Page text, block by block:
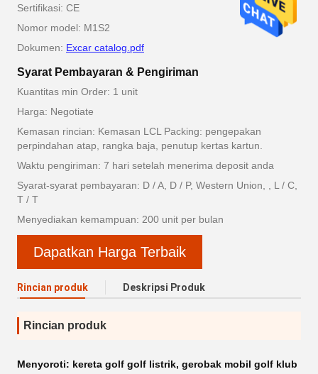
Sertifikasi: CE
Nomor model: M1S2
Dokumen: Excar catalog.pdf
Syarat Pembayaran & Pengiriman
Kuantitas min Order: 1 unit
Harga: Negotiate
Kemasan rincian: Kemasan LCL Packing: pengepakan
perpindahan atap, rangka baja, penutup kertas kartun.
Waktu pengiriman: 7 hari setelah menerima deposit anda
Syarat-syarat pembayaran: D / A, D / P, Western Union, , L / C,
T / T
Menyediakan kemampuan: 200 unit per bulan
Dapatkan Harga Terbaik
Rincian produk Deskripsi Produk
Rincian produk
Menyoroti: kereta golf golf listrik, gerobak mobil golf klub